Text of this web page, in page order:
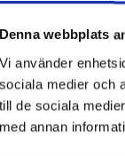
Denna webbplats
Vi använder
sociala medier och
till de sociala
med annan